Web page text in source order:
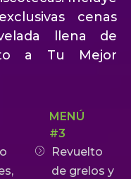
cenas
llena de
a Tu Mejor
MENÚ
#3
Revuelto
de grelos y